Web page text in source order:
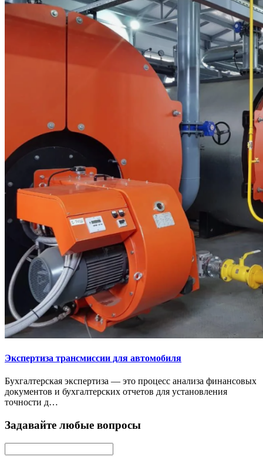
Экспертиза трансмиссии для автомобиля
Бухгалтерская экспертиза — это процесс анализа финансовых
документов и бухгалтерских отчетов для установления
точности д…
Задавайте любые вопросы